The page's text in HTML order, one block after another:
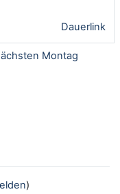
Dauerlink
Montag
)